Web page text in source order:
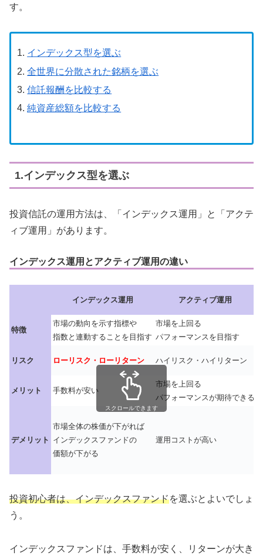
す。
インデックス型を選ぶ
全世界に分散された銘柄を選ぶ
信託報酬を比較する
純資産総額を比較する
1.インデックス型を選ぶ
投資信託の運用方法は、「インデックス運用」と「アクテ
ィブ運用」があります。
インデックス運用とアクティブ運用の違い
インデックス運用 アクティブ運用
特徴
市場の動向を示す指標や
指数と連動することを目指す
市場を上回る
パフォーマンスを目指す
リスク ローリスク・ローリターン ハイリスク・ハイリターン
メリット 手数料が安い
市場を上回る
パフォーマンスが期待できる
デメリット
市場全体の株価が下がれば
インデックスファンドの
価額が下がる
運用コストが高い
スクロールできます
投資初心者は、インデックスファンドを選ぶとよいでしょ
う。
インデックスファンドは、手数料が安く、リターンが大き